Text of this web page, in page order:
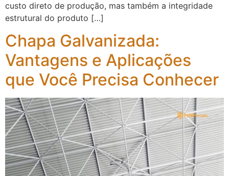
custo direto de produção, mas também a integridade
estrutural do produto […]
Chapa Galvanizada:
Vantagens e Aplicações
que Você Precisa Conhecer